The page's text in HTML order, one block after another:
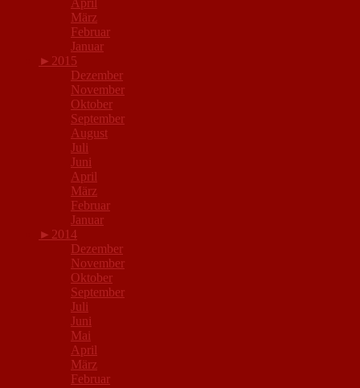
März
Februar
Januar
► 2015
Dezember
November
Oktober
September
August
Juli
Juni
April
März
Februar
Januar
► 2014
Dezember
November
Oktober
September
Juli
Juni
Mai
April
März
Februar